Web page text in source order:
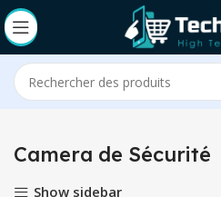
Camera de Sécurité
Show sidebar